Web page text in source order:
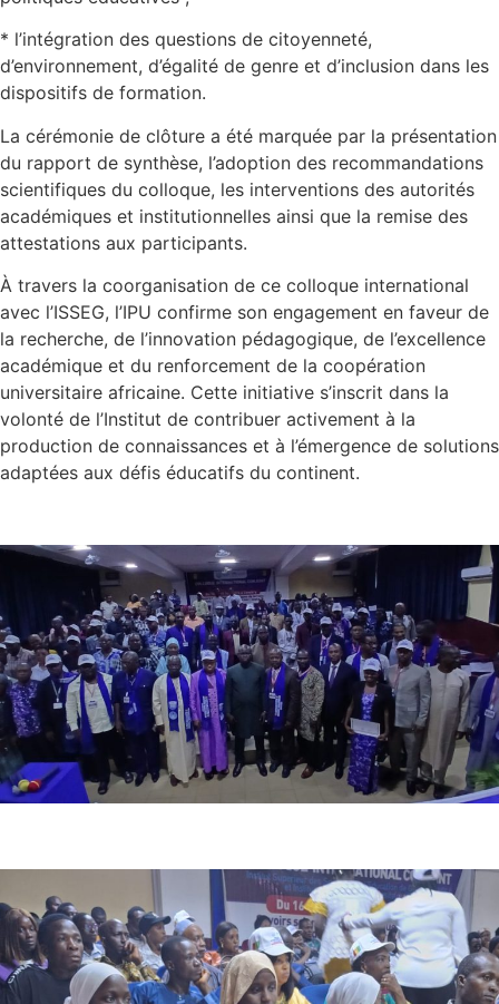
* l’intégration des questions de citoyenneté,
d’environnement, d’égalité de genre et d’inclusion dans les
dispositifs de formation.
La cérémonie de clôture a été marquée par la présentation
du rapport de synthèse, l’adoption des recommandations
scientifiques du colloque, les interventions des autorités
académiques et institutionnelles ainsi que la remise des
attestations aux participants.
À travers la coorganisation de ce colloque international
avec l’ISSEG, l’IPU confirme son engagement en faveur de
la recherche, de l’innovation pédagogique, de l’excellence
académique et du renforcement de la coopération
universitaire africaine. Cette initiative s’inscrit dans la
volonté de l’Institut de contribuer activement à la
production de connaissances et à l’émergence de solutions
adaptées aux défis éducatifs du continent.